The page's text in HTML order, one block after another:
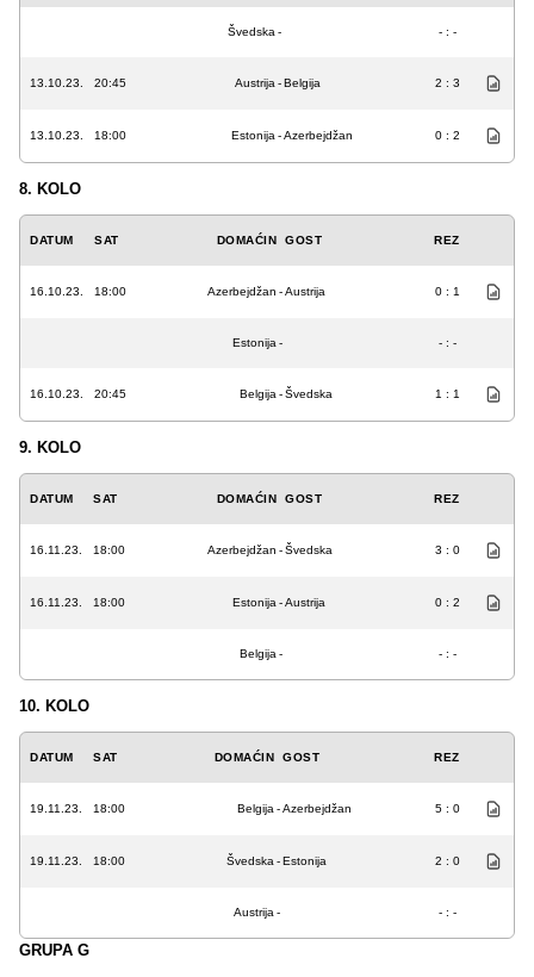
Švedska - - : -
13.10.23. 20:45 Austrija -Belgija 2 : 3
13.10.23. 18:00 Estonija -Azerbejdžan 0 : 2
8. KOLO
DATUM SAT DOMAĆIN GOST REZ
16.10.23. 18:00 Azerbejdžan -Austrija 0 : 1
Estonija - - : -
16.10.23. 20:45 Belgija -Švedska 1 : 1
9. KOLO
DATUM SAT DOMAĆIN GOST REZ
16.11.23. 18:00 Azerbejdžan -Švedska 3 : 0
16.11.23. 18:00 Estonija -Austrija 0 : 2
Belgija - - : -
10. KOLO
DATUM SAT DOMAĆIN GOST REZ
19.11.23. 18:00 Belgija -Azerbejdžan 5 : 0
19.11.23. 18:00 Švedska -Estonija 2 : 0
Austrija - - : -
GRUPA G